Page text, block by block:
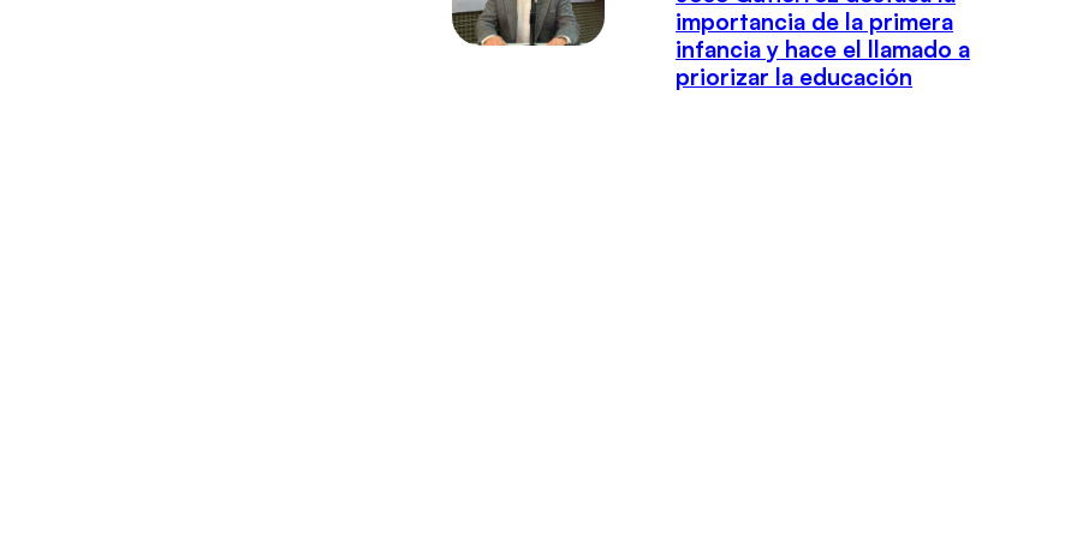
importancia de la primera
infancia y hace el llamado a
priorizar la educación